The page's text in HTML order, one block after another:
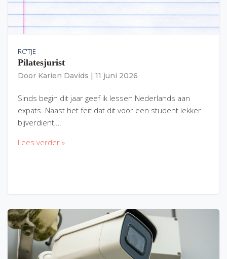
RC'TJE
Pilatesjurist
Door Karien Davids 11 juni 2026
Sinds begin dit jaar geef ik lessen Nederlands aan
expats. Naast het feit dat dit voor een student lekker
bijverdient,…
Lees verder »